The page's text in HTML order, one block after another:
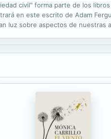
civil" forma parte de los
en este escrito de Adam
luz sobre aspectos de